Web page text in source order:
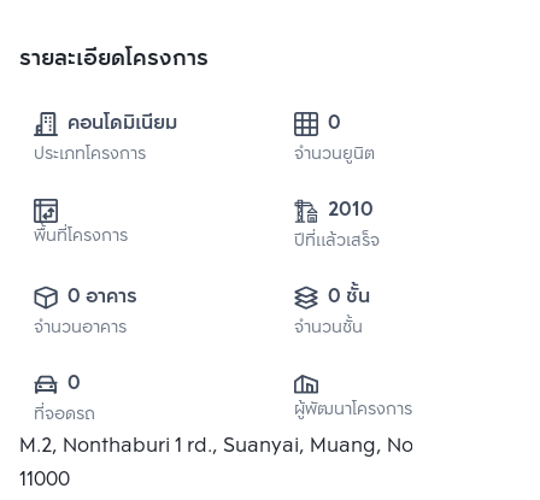
รายละเอียดโครงการ
คอนโดมิเนียม
ประเภทโครงการ
0
จำนวนยูนิต
พื้นที่โครงการ
2010
ปีที่แล้วเสร็จ
0 อาคาร
จำนวนอาคาร
0 ชั้น
จำนวนชั้น
0
ที่จอดรถ ผู้พัฒนาโครงการ
M.2, Nonthaburi 1 rd., Suanyai, Muang, Nonthaburi
11000